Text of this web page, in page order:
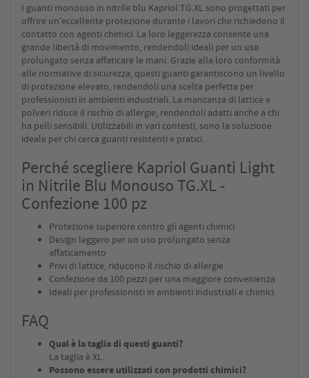
I guanti monouso in nitrile blu Kapriol TG.XL sono progettati per
offrire un'eccellente protezione durante i lavori che richiedono il
contatto con agenti chimici. La loro leggerezza consente una
grande libertà di movimento, rendendoli ideali per un uso
prolungato senza affaticare le mani. Grazie alla loro conformità
alle normative di sicurezza, questi guanti garantiscono un livello
di protezione elevato, rendendoli una scelta perfetta per
professionisti in ambienti industriali. La mancanza di lattice e
polveri riduce il rischio di allergie, rendendoli adatti anche a chi
ha pelli sensibili. Utilizzabili in vari contesti, sono la soluzione
ideale per chi cerca guanti resistenti e pratici.
Perché scegliere Kapriol Guanti Light
in Nitrile Blu Monouso TG.XL -
Confezione 100 pz
Protezione superiore contro gli agenti chimici
Design leggero per un uso prolungato senza
affaticamento
Privi di lattice, riducono il rischio di allergie
Confezione da 100 pezzi per una maggiore convenienza
Ideali per professionisti in ambienti industriali e chimici
FAQ
Qual è la taglia di questi guanti?
La taglia è XL.
Possono essere utilizzati con prodotti chimici?